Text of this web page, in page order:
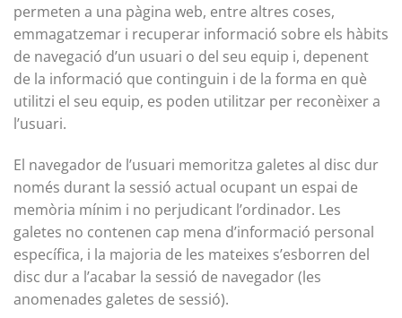
permeten a una pàgina web, entre altres coses,
emmagatzemar i recuperar informació sobre els hàbits
de navegació d’un usuari o del seu equip i, depenent
de la informació que continguin i de la forma en què
utilitzi el seu equip, es poden utilitzar per reconèixer a
l’usuari.
El navegador de l’usuari memoritza galetes al disc dur
només durant la sessió actual ocupant un espai de
memòria mínim i no perjudicant l’ordinador. Les
galetes no contenen cap mena d’informació personal
específica, i la majoria de les mateixes s’esborren del
disc dur a l’acabar la sessió de navegador (les
anomenades galetes de sessió).